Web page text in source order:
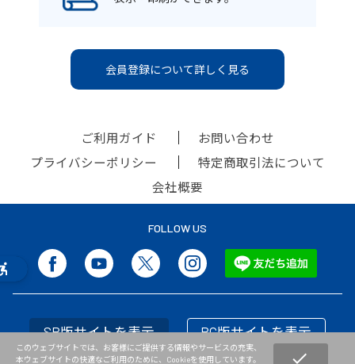
会員登録について詳しく見る
ご利用ガイド
お問い合わせ
プライバシーポリシー
特定商取引法について
会社概要
FOLLOW US
SP版サイトを表示 PC版サイトを表示
このウェブサイトでは、お客様にご提供する情報やサービスの充実、
本ウェブサイトの快適なご利用のために、Cookieを使用しています。
check